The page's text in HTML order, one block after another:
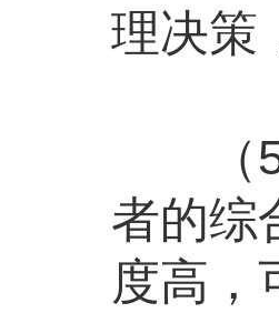
理决策
（5
者的综
度高，